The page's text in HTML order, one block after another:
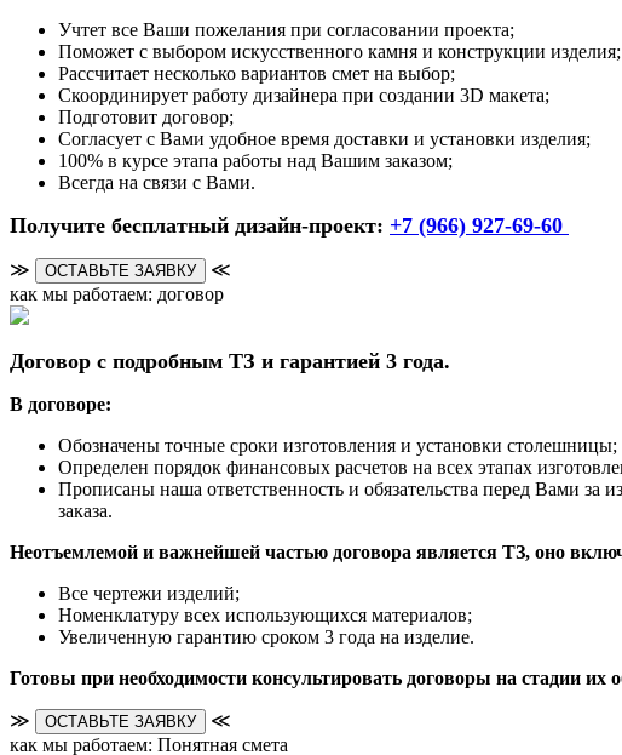
Учтет все Ваши пожелания при согласовании проекта;
Поможет с выбором искусственного камня и конструкции изделия;
Рассчитает несколько вариантов смет на выбор;
Скоординирует работу дизайнера при создании 3D макета;
Подготовит договор;
Согласует с Вами удобное время доставки и установки изделия;
100% в курсе этапа работы над Вашим заказом;
Всегда на связи с Вами.
Получите бесплатный дизайн-проект: +7 (966) 927-69-60
≫ ОСТАВЬТЕ ЗАЯВКУ
≪
как мы работаем: договор
Договор с подробным ТЗ и гарантией 3 года.
В договоре:
Обозначены точные сроки изготовления и установки столешницы;
Определен порядок финансовых расчетов на всех этапах
Прописаны наша ответственность и обязательства перед Вами
заказа.
Неотъемлемой и важнейшей частью договора является ТЗ, оно
Все чертежи изделий;
Номенклатуру всех использующихся материалов;
Увеличенную гарантию сроком 3 года на изделие.
Готовы при необходимости консультировать договоры на стадии
≫ ОСТАВЬТЕ ЗАЯВКУ
≪
как мы работаем: Понятная смета